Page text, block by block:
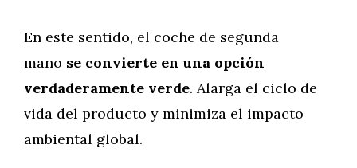
En este sentido, el coche de segunda
mano se convierte en una opción
verdaderamente verde. Alarga el ciclo de
vida del producto y minimiza el impacto
ambiental global.